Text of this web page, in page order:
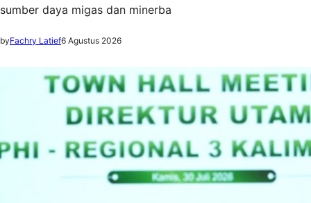
sumber daya migas dan minerba
byFachry Latief6 Agustus 2026